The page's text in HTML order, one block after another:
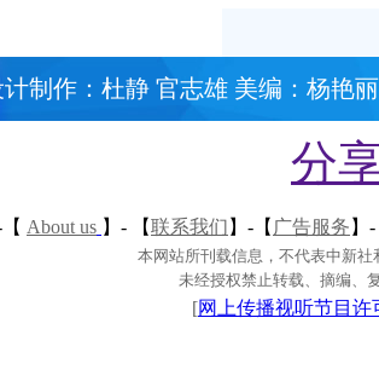
计制作：杜静 官志雄 美编：杨艳丽
分
【 About us 】- 【联系我们 】- 【 广告服务 】-
本网站所刊载信息，不代表中新
未经授权禁止转载、摘编、
[网上传播视听节目许